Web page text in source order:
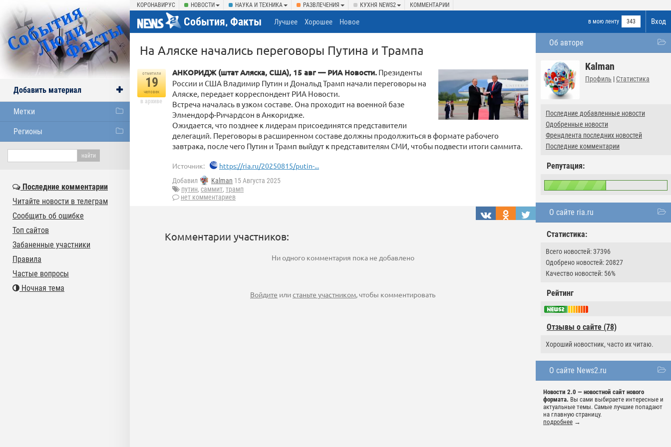
КОРОНАВИРУС НОВОСТИ НАУКА И ТЕХНИКА РАЗВЛЕЧЕНИЯ КУХНЯ NEWS2 КОММЕНТАРИИ
Вход
События, Факты в мою ленту 343
Лучшее Хорошее Новое
Об авторе
Kalman
Профиль | Статистика
Последние добавленные новости
Одобренные новости
Френдлента последних новостей
Последние комментарии
Репутация:
О сайте ria.ru
Статистика:
Всего новостей: 37396
Одобрено новостей: 20827
Качество новостей: 56%
Рейтинг
Отзывы о сайте (78)
Хороший новостник, часто их читаю.
О сайте News2.ru
Новости 2.0 — новостной сайт нового
формата. Вы сами выбираете интересные и
актуальные темы. Самые лучшие попадают
на главную страницу.
подробнее →
На Аляске начались переговоры Путина и Трампа
отметили
19
человек
в архиве
АНКОРИДЖ (штат Аляска, США), 15 авг — РИА Новости. Президенты
России и США Владимир Путин и Дональд Трамп начали переговоры на
Аляске, передает корреспондент РИА Новости.
Встреча началась в узком составе. Она проходит на военной базе
Элмендорф-Ричардсон в Анкоридже.
Ожидается, что позднее к лидерам присоединятся представители
делегаций. Переговоры в расширенном составе должны продолжиться в формате рабочего
завтрака, после чего Путин и Трамп выйдут к представителям СМИ, чтобы подвести итоги саммита.
Источник: https://ria.ru/20250815/putin-...
Добавил Kalman 15 Августа 2025
путин, саммит, трамп
нет комментариев
Комментарии участников:
Ни одного комментария пока не добавлено
Войдите илистаньте участником, чтобы комментировать
Добавить материал
Метки
Регионы
Последние комментарии
Читайте новости в телеграм
Сообщить об ошибке
Топ сайтов
Забаненные участники
Правила
Частые вопросы
Ночная тема